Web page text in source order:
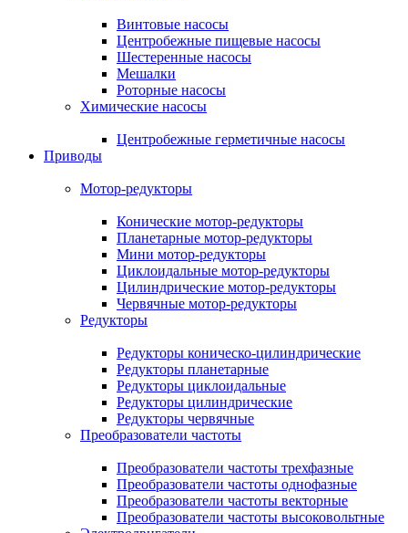
Винтовые насосы
Центробежные пищевые насосы
Шестеренные насосы
Мешалки
Роторные насосы
Химические насосы
Центробежные герметичные насосы
Приводы
Мотор-редукторы
Конические мотор-редукторы
Планетарные мотор-редукторы
Мини мотор-редукторы
Циклоидальные мотор-редукторы
Цилиндрические мотор-редукторы
Червячные мотор-редукторы
Редукторы
Редукторы коническо-цилиндрические
Редукторы планетарные
Редукторы циклоидальные
Редукторы цилиндрические
Редукторы червячные
Преобразователи частоты
Преобразователи частоты трехфазные
Преобразователи частоты однофазные
Преобразователи частоты векторные
Преобразователи частоты высоковольтные